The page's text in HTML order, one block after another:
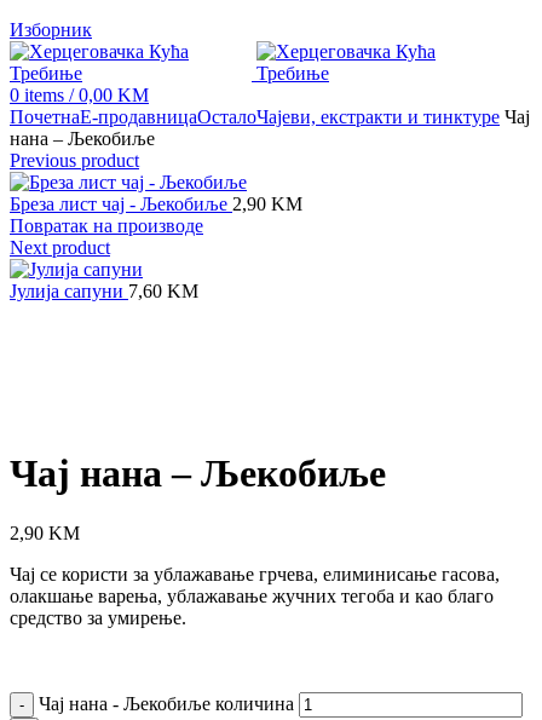
Изборник
0 items / 0,00 KM
ПочетнаЕ-продавницаОсталоЧајеви, екстракти и тинктуре Чај
нана – Љекобиље
Previous product
Бреза лист чај - Љекобиље 2,90 KM
Повратак на производе
Next product
Јулија сапуни 7,60 KM
Чај нана – Љекобиље
2,90 KM
Чај се користи за ублажавање грчева, елиминисање гасова,
олакшање варења, ублажавање жучних тегоба и као благо
средство за умирење.
Чај нана - Љекобиље количина